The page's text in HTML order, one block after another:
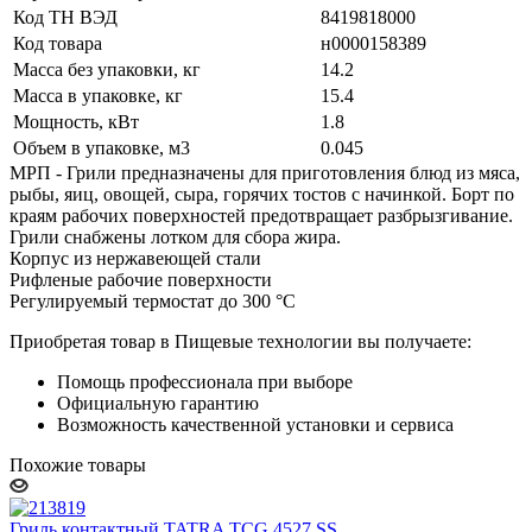
Код ТН ВЭД
8419818000
Код товара
н0000158389
Масса без упаковки, кг
14.2
Масса в упаковке, кг
15.4
Мощность, кВт
1.8
Объем в упаковке, м3
0.045
МРП - Грили предназначены для приготовления блюд из мяса,
рыбы, яиц, овощей, сыра, горячих тостов с начинкой. Борт по
краям рабочих поверхностей предотвращает разбрызгивание.
Грили снабжены лотком для сбора жира.
Корпус из нержавеющей стали
Рифленые рабочие поверхности
Регулируемый термостат до 300 °С
Приобретая товар в Пищевые технологии вы получаете:
Помощь профессионала при выборе
Официальную гарантию
Возможность качественной установки и сервиса
Похожие товары